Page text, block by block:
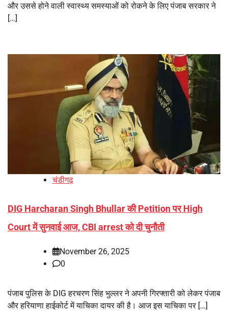
और उससे होने वाली स्वास्थ्य समस्याओं को रोकने के लिए पंजाब सरकार ने
[…]
चंडीगढ़
DIG Harcharan Singh Bhullar की Petition पर High
Court में सुनवाई आज, CBI arrest को दी चुनौती
November 26, 2025
0
पंजाब पुलिस के DIG हरचरण सिंह भुल्लर ने अपनी गिरफ्तारी को लेकर पंजाब
और हरियाणा हाईकोर्ट में याचिका दायर की है। आज इस याचिका पर […]